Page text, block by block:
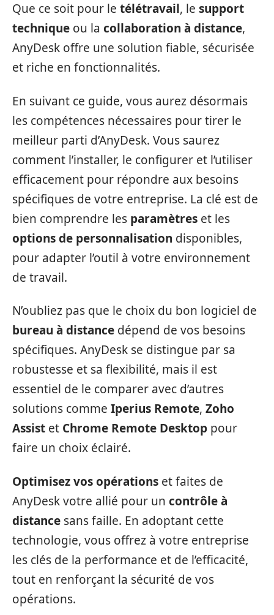
Que ce soit pour le télétravail, le support
technique ou la collaboration à distance,
AnyDesk offre une solution fiable, sécurisée
et riche en fonctionnalités.
En suivant ce guide, vous aurez désormais
les compétences nécessaires pour tirer le
meilleur parti d’AnyDesk. Vous saurez
comment l’installer, le configurer et l’utiliser
efficacement pour répondre aux besoins
spécifiques de votre entreprise. La clé est de
bien comprendre les paramètres et les
options de personnalisation disponibles,
pour adapter l’outil à votre environnement
de travail.
N’oubliez pas que le choix du bon logiciel de
bureau à distance dépend de vos besoins
spécifiques. AnyDesk se distingue par sa
robustesse et sa flexibilité, mais il est
essentiel de le comparer avec d’autres
solutions comme Iperius Remote, Zoho
Assist et Chrome Remote Desktop pour
faire un choix éclairé.
Optimisez vos opérations et faites de
AnyDesk votre allié pour un contrôle à
distance sans faille. En adoptant cette
technologie, vous offrez à votre entreprise
les clés de la performance et de l’efficacité,
tout en renforçant la sécurité de vos
opérations.